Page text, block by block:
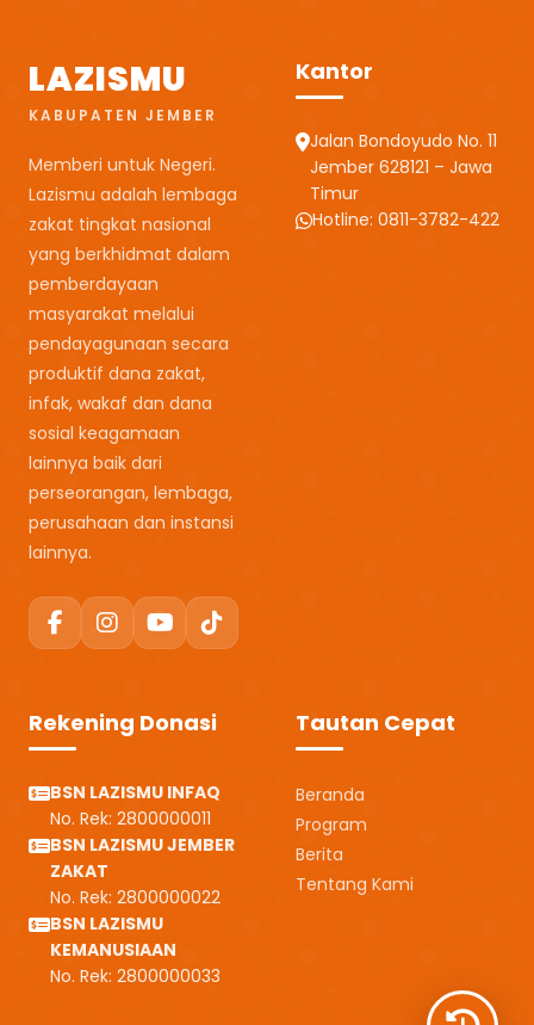
LAZISMU
KABUPATEN JEMBER
Memberi untuk Negeri.
Lazismu adalah lembaga
zakat tingkat nasional
yang berkhidmat dalam
pemberdayaan
masyarakat melalui
pendayagunaan secara
produktif dana zakat,
infak, wakaf dan dana
sosial keagamaan
lainnya baik dari
perseorangan, lembaga,
perusahaan dan instansi
lainnya.
Kantor
Jalan Bondoyudo No. 11
Jember 628121 – Jawa
Timur
Hotline: 0811-3782-422
Rekening Donasi
BSN LAZISMU INFAQ
No. Rek: 2800000011
BSN LAZISMU JEMBER
ZAKAT
No. Rek: 2800000022
BSN LAZISMU
KEMANUSIAAN
No. Rek: 2800000033
Tautan Cepat
Beranda
Program
Berita
Tentang Kami